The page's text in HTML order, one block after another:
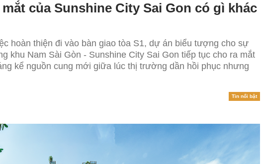
của Sunshine City Sai Gon có gì khác
hoàn thiện đi vào bàn giao tòa S1, dự án biểu tượng cho sự
khu Nam Sài Gòn - Sunshine City Sai Gon tiếp tục cho ra mắt
kể nguồn cung mới giữa lúc thị trường dần hồi phục nhưng
Tin nổi bật